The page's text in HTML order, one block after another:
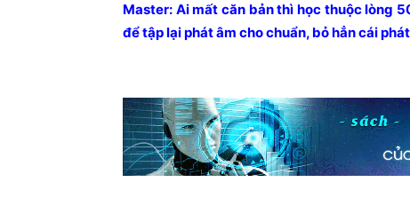
Master: Ai mất căn bản thì học thuộc lòng
để tập lại phát âm cho chuẩn, bỏ hẳn cái